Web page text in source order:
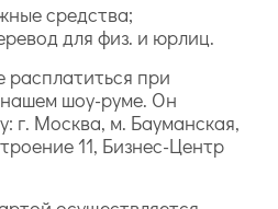
средства;
для физ. и юрлиц.
при
шоу-руме. Он
г. Москва, м. Бауманская,
11, Бизнес-Центр